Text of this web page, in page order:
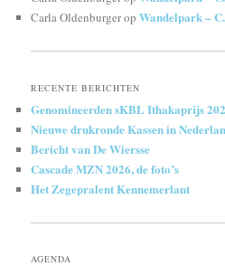
Carla OldenburgeropWandelpark –
RECENTE BERICHTEN
Genomineerden sKBL Ithakaprijs
Nieuwe drukronde Kassen in
Bericht van De Wiersse
Cascade MZN 2026, de foto’s
Het Zegepralent Kennemerlant
AGENDA